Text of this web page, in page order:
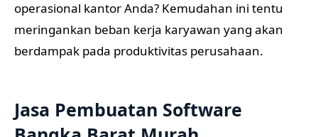
operasional kantor Anda? Kemudahan ini tentu
meringankan beban kerja karyawan yang akan
berdampak pada produktivitas perusahaan.
Jasa Pembuatan Software